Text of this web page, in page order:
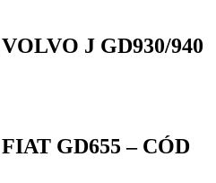
J GD930/940
GD655 – CÓD